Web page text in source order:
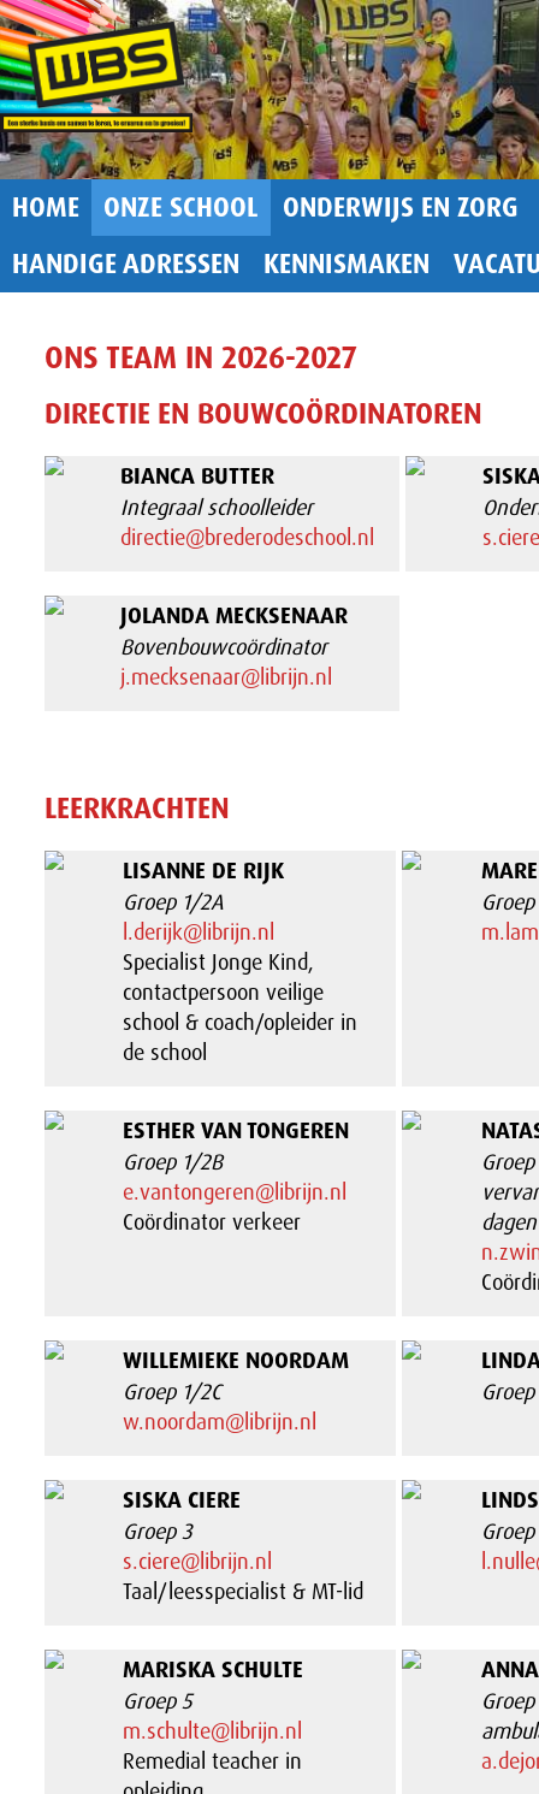
HOME ONZE SCHOOL
ONDERWIJS EN ZORG
HANDIGE ADRESSEN
KENNISMAKEN
ONS TEAM IN 2026-2027
DIRECTIE EN BOUWCOÖRDINATOREN
BIANCA BUTTER
Integraal schoolleider
directie@brederodeschool.nl
JOLANDA MECKSENAAR
Bovenbouwcoördinator
j.mecksenaar@librijn.nl
LEERKRACHTEN
LISANNE DE RIJK
Groep 1/2A
l.derijk@librijn.nl
Specialist Jonge Kind,
contactpersoon veilige
school & coach/opleider in
de school
ESTHER VAN TONGEREN
Groep 1/2B
e.vantongeren@librijn.nl
Coördinator verkeer
dagen
WILLEMIEKE NOORDAM
Groep 1/2C
w.noordam@librijn.nl
SISKA CIERE
Groep 3
s.ciere@librijn.nl
Taal/leesspecialist & MT-lid
MARISKA SCHULTE
Groep 5
m.schulte@librijn.nl
Remedial teacher in